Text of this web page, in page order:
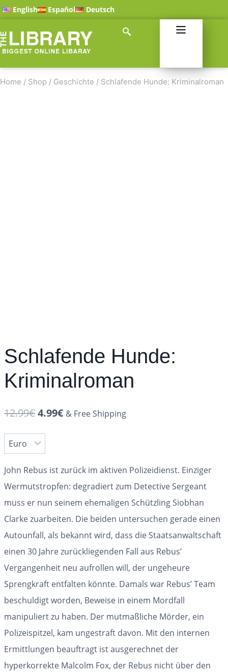
English Español Deutsch
Home / Shop / Geschichte / Schlafende Hunde: Kriminalroman
Schlafende Hunde:
Kriminalroman
12.99€4.99€ & Free Shipping
John Rebus ist zurück im aktiven Polizeidienst. Einziger
Wermutstropfen: degradiert zum Detective Sergeant
muss er nun seinem ehemaligen Schützling Siobhan
Clarke zuarbeiten. Die beiden untersuchen gerade einen
Autounfall, als bekannt wird, dass die Staatsanwaltschaft
einen 30 Jahre zurückliegenden Fall aus Rebus’
Vergangenheit neu aufrollen will, der ungeheure
Sprengkraft entfalten könnte. Damals war Rebus’ Team
beschuldigt worden, Beweise in einem Mordfall
manipuliert zu haben. Der mutmaßliche Mörder, ein
Polizeispitzel, kam ungestraft davon. Mit den internen
Ermittlungen beauftragt ist ausgerechnet der
hyperkorrekte Malcolm Fox, der Rebus nicht über den